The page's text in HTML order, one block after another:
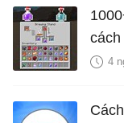
cách
4